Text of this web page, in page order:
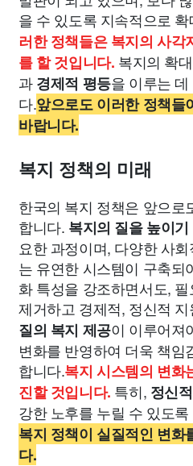
을 수 있도록 지속적으로
러한 정책들은 복지의 사각
를 할 것입니다. 복지의 확
과경제적 평등을 이루는
다.앞으로도 이러한 정책들
바랍니다.
복지 정책의 미래
한국의 복지 정책은 앞으로
합니다. 복지의 질을 높이
요한 과정이며, 다양한 사
는 유연한 시스템이 구축되
화 특성을 강조하면서도,
제거하고 경제적, 정신적
질의 복지 제공이 이루어져
변화를 반영하여 더욱 책
합니다.복지 시스템의 변화
진할 것입니다. 특히, 정신
강한 노후를 누릴 수 있도
복지 정책이 실질적인 변화
다.